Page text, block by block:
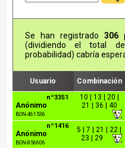
Se han registrado 306
(dividiendo el total
probabilidad) cabría
Usuario Combinación
nº3351
Anónimo
BON-461536
10 | 13 | 20 |
21 | 36 | 40
nº1416
Anónimo
BON-856606
5 | 7 | 21 | 22 |
23 | 29